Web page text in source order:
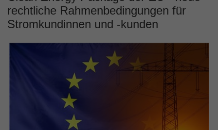
Marktteilnehmer
rechtliche Rahmenbedingungen für
Stromkundinnen und -kunden